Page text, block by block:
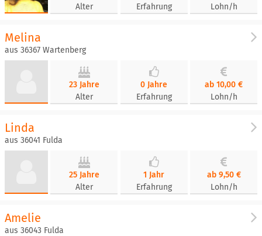
Alter
Erfahrung
Lohn/h
Melina
aus 36367 Wartenberg
23 Jahre
Alter
0 Jahre
Erfahrung
ab 10,00 €
Lohn/h
Linda
aus 36041 Fulda
25 Jahre
Alter
1 Jahr
Erfahrung
ab 9,50 €
Lohn/h
Amelie
aus 36043 Fulda